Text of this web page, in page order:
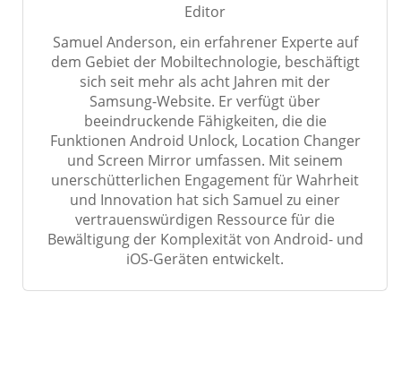
Editor
Samuel Anderson, ein erfahrener Experte auf
dem Gebiet der Mobiltechnologie, beschäftigt
sich seit mehr als acht Jahren mit der
Samsung-Website. Er verfügt über
beeindruckende Fähigkeiten, die die
Funktionen Android Unlock, Location Changer
und Screen Mirror umfassen. Mit seinem
unerschütterlichen Engagement für Wahrheit
und Innovation hat sich Samuel zu einer
vertrauenswürdigen Ressource für die
Bewältigung der Komplexität von Android- und
iOS-Geräten entwickelt.